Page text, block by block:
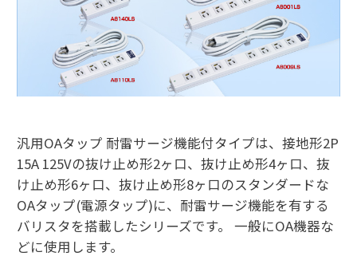
汎用OAタップ 耐雷サージ機能付タイプは、接地形2P
15A 125Vの抜け止め形2ヶ口、抜け止め形4ヶ口、抜
け止め形6ヶ口、抜け止め形8ヶ口のスタンダードな
OAタップ(電源タップ)に、耐雷サージ機能を有する
バリスタを搭載したシリーズです。 一般にOA機器な
どに使用します。